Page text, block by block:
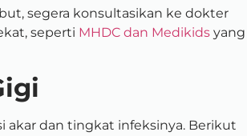
segera konsultasikan ke dokter
seperti MHDC dan Medikids yang
akar dan tingkat infeksinya. Berikut